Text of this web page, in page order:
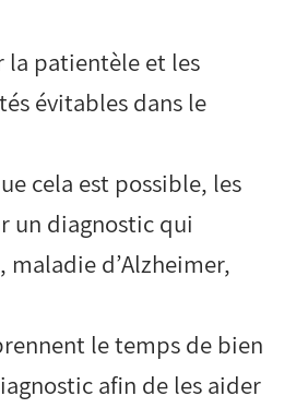
la patientèle et les
évitables dans le
cela est possible, les
un diagnostic qui
d’Alzheimer,
le temps de bien
afin de les aider